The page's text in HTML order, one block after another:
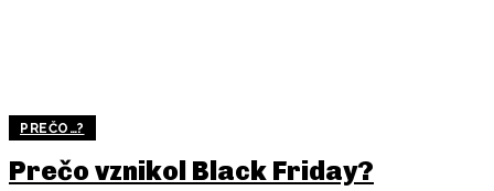
PREČO…?
Prečo vznikol Black Friday?